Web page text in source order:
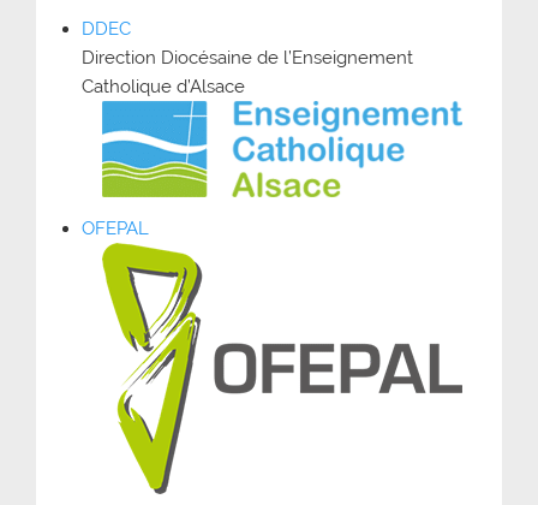
DDEC
Direction Diocésaine de l’Enseignement
Catholique d’Alsace
OFEPAL